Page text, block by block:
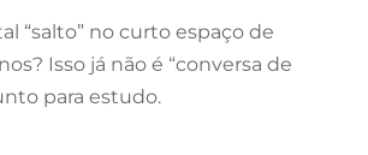
“salto” no curto espaço de
Isso já não é “conversa de
para estudo.